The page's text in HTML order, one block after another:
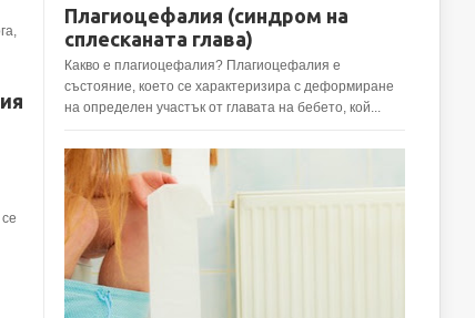
Плагиоцефалия (синдром на
сплесканата глава)
Какво е плагиоцефалия? Плагиоцефалия е
състояние, което се характеризира с деформиране
на определен участък от главата на бебето, кой...